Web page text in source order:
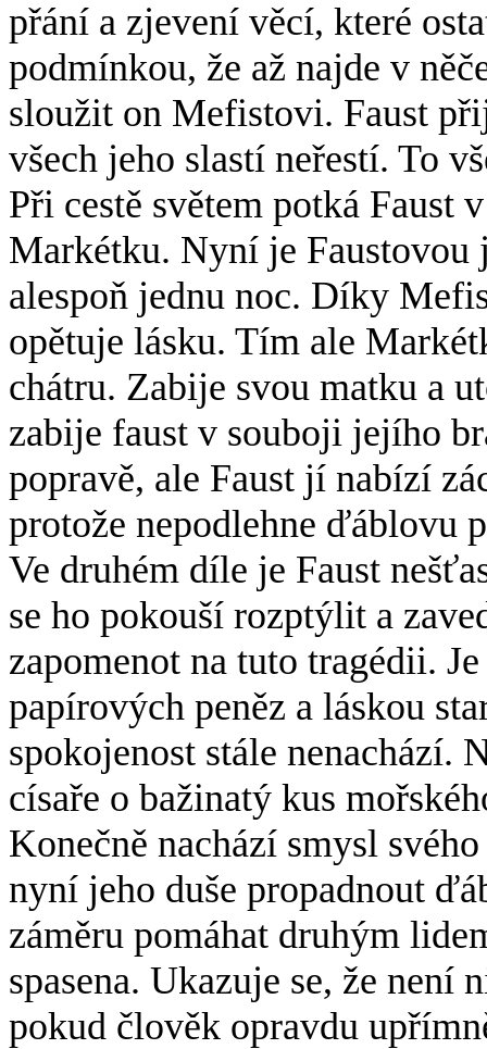
přání a zjevení věcí, které
podmínkou, že až najde v
sloužit on Mefistovi. Faust
všech jeho slastí neřestí. To
Při cestě světem potká Faust
Markétku. Nyní je
alespoň jednu noc. Díky
opětuje lásku. Tím ale
chátru. Zabije svou matku a
zabije faust v souboji jejího
popravě, ale Faust jí nabízí
protože nepodlehne ďáblovu
Ve druhém díle je Faust
se ho pokouší rozptýlit a
zapomenot na tuto tragédii.
papírových peněz a láskou
spokojenost stále nenachází.
císaře o bažinatý kus
Konečně nachází smysl
nyní jeho duše propadnout
záměru pomáhat druhým
spasena. Ukazuje se, že není
pokud člověk opravdu